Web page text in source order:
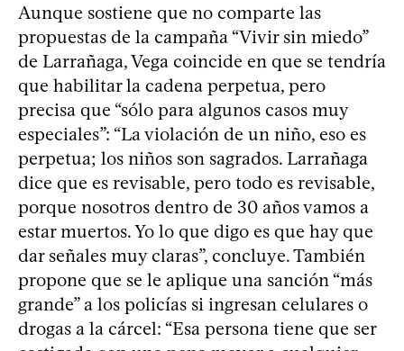
Aunque sostiene que no comparte las
propuestas de la campaña “Vivir sin miedo”
de Larrañaga, Vega coincide en que se tendría
que habilitar la cadena perpetua, pero
precisa que “sólo para algunos casos muy
especiales”: “La violación de un niño, eso es
perpetua; los niños son sagrados. Larrañaga
dice que es revisable, pero todo es revisable,
porque nosotros dentro de 30 años vamos a
estar muertos. Yo lo que digo es que hay que
dar señales muy claras”, concluye. También
propone que se le aplique una sanción “más
grande” a los policías si ingresan celulares o
drogas a la cárcel: “Esa persona tiene que ser